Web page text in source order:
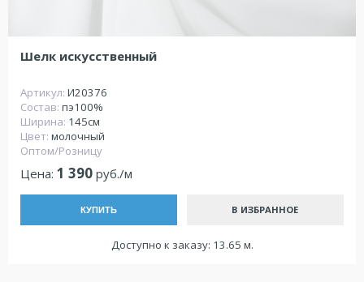
Шелк искусственный
Артикул: И20376
Состав: пэ100%
Ширина: 145см
Цвет: молочный
Оптом/Розницу
Цена: 1 390 руб./м
КУПИТЬ В ИЗБРАННОЕ
Доступно к заказу: 13.65 м.